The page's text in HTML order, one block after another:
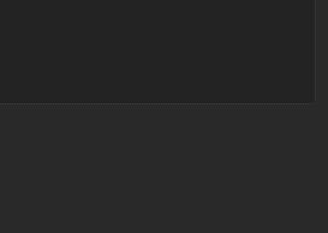
网得知，2024年福建专升本考试科
31日。
本招生，所以2024年大概率还是会